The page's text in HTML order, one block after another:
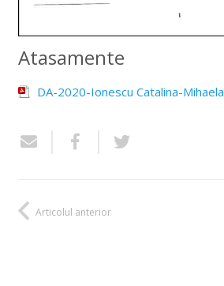
Atasamente
DA-2020-Ionescu Catalina-Mihaela
Articolul anterior